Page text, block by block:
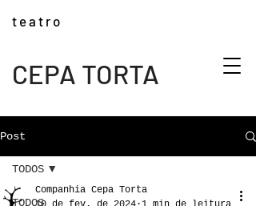
CEPA TORTA
t e a t r o
Post
TODOS
TODOS
Companhia Cepa Torta